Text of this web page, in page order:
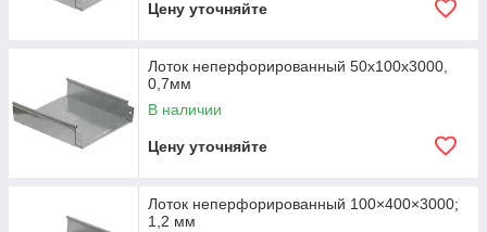
Цену уточняйте
Лоток неперфорированный 50х100х3000,
0,7мм
В наличии
Цену уточняйте
Лоток неперфорированный 100×400×3000;
1,2 мм